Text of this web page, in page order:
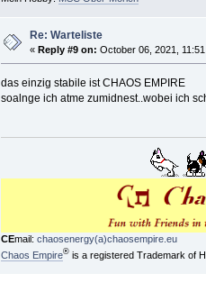
Re: Warteliste
« Reply #9 on: October 06, 2021,
das einzig stabile ist CHAOS EMPIRE
soalnge ich atme zumidnest..wobei ich
CEmail: chaosenergy(a)chaosempire.eu
Chaos Empire®is a registered Trademark of